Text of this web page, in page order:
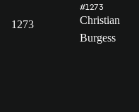
1273
#1273
Christian
Burgess